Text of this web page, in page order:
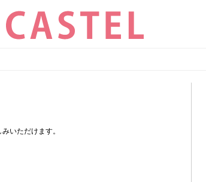
いただけます。